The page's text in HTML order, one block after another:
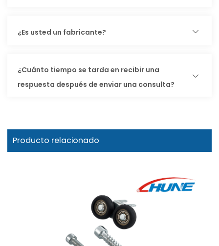
¿Es usted un fabricante?
¿Cuánto tiempo se tarda en recibir una
respuesta después de enviar una consulta?
Producto relacionado